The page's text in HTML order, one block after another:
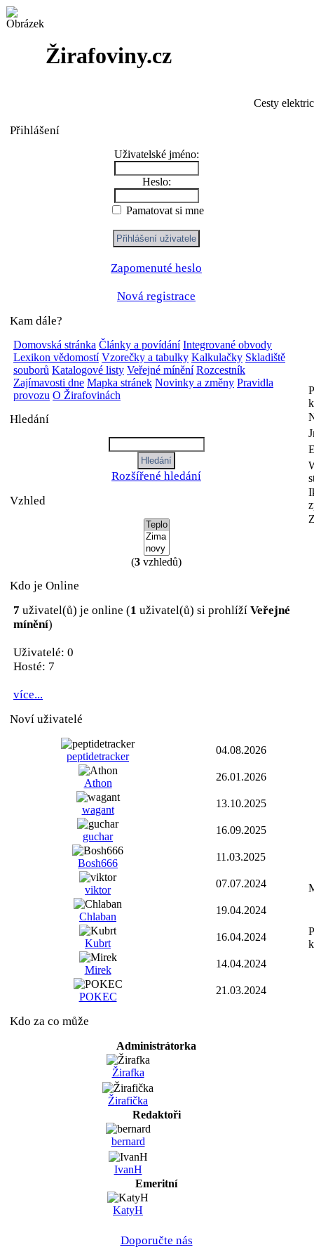
Žirafoviny.cz
Cesty
Přihlášení
Uživatelské jméno:
Heslo:
Pamatovat si mne
Zapomenuté heslo
Nová registrace
Kam dále?
Domovská stránka Články a povídání Integrované obvody
Lexikon vědomostí Vzorečky a tabulky Kalkulačky Skladiště
souborů Katalogové listy Veřejné mínění Rozcestník
Zajímavosti dne Mapka stránek Novinky a změny Pravidla
provozu O Žirafovinách
Hledání
Rozšířené hledání
Vzhled
(3 vzhledů)
Kdo je Online
7 uživatel(ů) je online (1 uživatel(ů) si prohlíží Veřejné
mínění)
Uživatelé: 0
Hosté: 7
více...
Noví uživatelé
peptidetracker
04.08.2026
Athon
26.01.2026
wagant
13.10.2025
guchar
16.09.2025
Bosh666
11.03.2025
viktor
07.07.2024
Chlaban
19.04.2024
Kubrt
16.04.2024
Mirek
14.04.2024
POKEC
21.03.2024
Kdo za co může
Administrátorka
Žirafka
Žirafička
Redaktoři
bernard
IvanH
Emeritní
KatyH
Doporučte nás